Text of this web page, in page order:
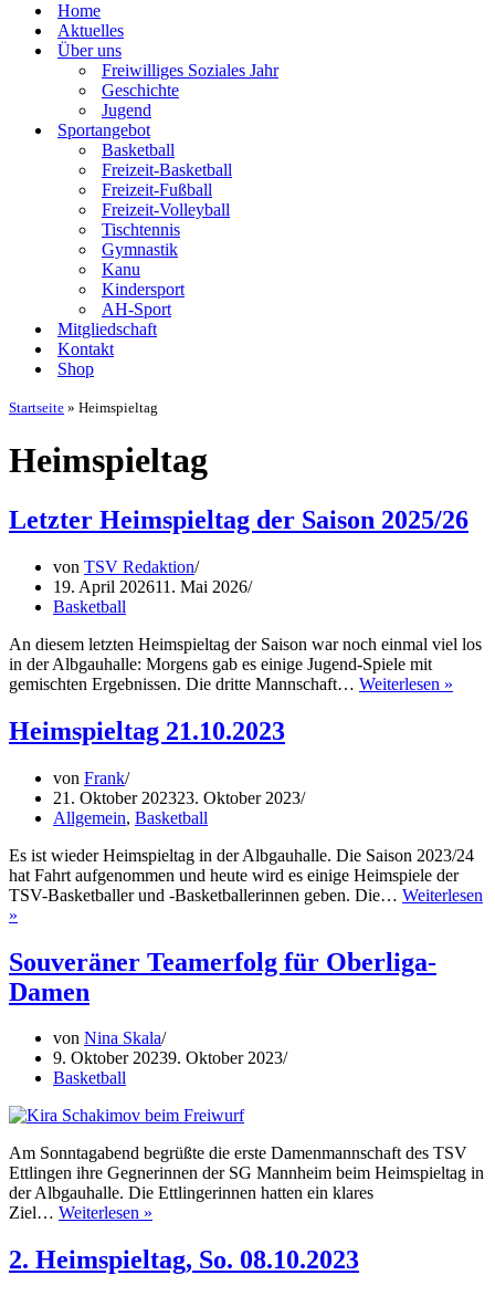
Home
Aktuelles
Über uns
Freiwilliges Soziales Jahr
Geschichte
Jugend
Sportangebot
Basketball
Freizeit-Basketball
Freizeit-Fußball
Freizeit-Volleyball
Tischtennis
Gymnastik
Kanu
Kindersport
AH-Sport
Mitgliedschaft
Kontakt
Shop
Startseite » Heimspieltag
Heimspieltag
Letzter Heimspieltag der Saison 2025/26
von TSV Redaktion
19. April 202611. Mai 2026
Basketball
An diesem letzten Heimspieltag der Saison war noch einmal viel los
in der Albgauhalle: Morgens gab es einige Jugend-Spiele mit
gemischten Ergebnissen. Die dritte Mannschaft… Weiterlesen »
Heimspieltag 21.10.2023
von Frank
21. Oktober 202323. Oktober 2023
Allgemein, Basketball
Es ist wieder Heimspieltag in der Albgauhalle. Die Saison 2023/24
hat Fahrt aufgenommen und heute wird es einige Heimspiele der
TSV-Basketballer und -Basketballerinnen geben. Die… Weiterlesen
»
Souveräner Teamerfolg für Oberliga-
Damen
von Nina Skala
9. Oktober 20239. Oktober 2023
Basketball
Am Sonntagabend begrüßte die erste Damenmannschaft des TSV
Ettlingen ihre Gegnerinnen der SG Mannheim beim Heimspieltag in
der Albgauhalle. Die Ettlingerinnen hatten ein klares
Ziel… Weiterlesen »
für
Oberliga-
2. Heimspieltag, So. 08.10.2023